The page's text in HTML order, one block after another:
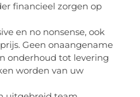
financieel zorgen op
en no nonsense, ook
Geen onaangename
onderhoud tot levering
worden van uw